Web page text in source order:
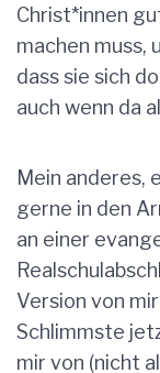
Christ*innen
machen muss,
dass sie sich
auch wenn da
Mein anderes,
gerne in den
an einer
Version von
Schlimmste
mir von (nicht